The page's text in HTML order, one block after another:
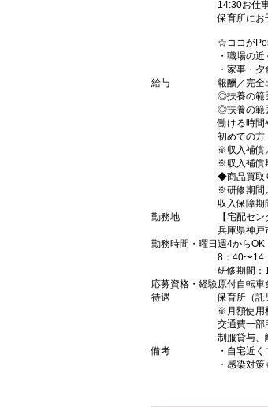
14:30お仕
保育所にお
☆ココが
・職場の
・家事・
給与
報酬／完全
◎扶養の範
◎扶養の範
働ける時間
初めての方
※収入補償
※収入補償
◆商品買取
※研修期間
収入保障期
勤務地
【宅配セ
兵庫県神戸
勤務時間・曜日 週4からOK
8：40〜14
研修期間：
応募資格・経験原付自転車
待遇
保育所（託
※月額使用
交通費一部
制服貸与、
備考
・自宅近く
・感染対